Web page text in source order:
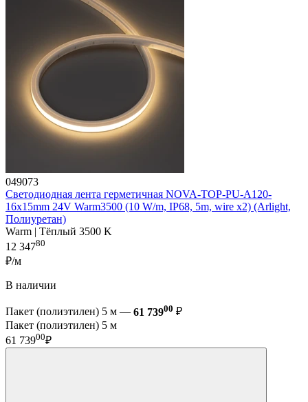
049073
Светодиодная лента герметичная NOVA-TOP-PU-A120-
16x15mm 24V Warm3500 (10 W/m, IP68, 5m, wire x2) (Arlight,
Полиуретан)
Warm | Тёплый 3500 K
12 34780
₽/м
В наличии
Пакет (полиэтилен) 5 м — 61 73900 ₽
Пакет (полиэтилен) 5 м
61 73900₽